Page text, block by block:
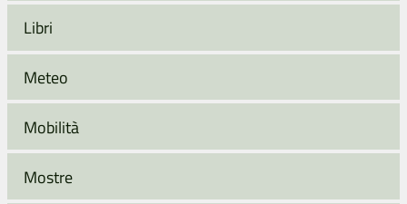
Libri
Meteo
Mobilità
Mostre